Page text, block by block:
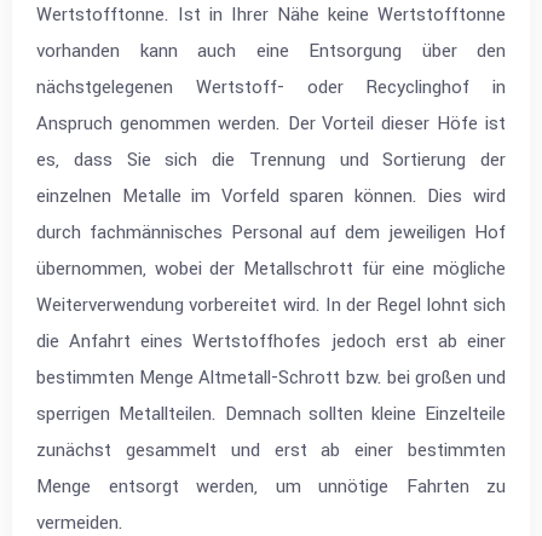
Wertstofftonne. Ist in Ihrer Nähe keine Wertstofftonne
vorhanden kann auch eine Entsorgung über den
nächstgelegenen Wertstoff- oder Recyclinghof in
Anspruch genommen werden. Der Vorteil dieser Höfe ist
es, dass Sie sich die Trennung und Sortierung der
einzelnen Metalle im Vorfeld sparen können. Dies wird
durch fachmännisches Personal auf dem jeweiligen Hof
übernommen, wobei der Metallschrott für eine mögliche
Weiterverwendung vorbereitet wird. In der Regel lohnt sich
die Anfahrt eines Wertstoffhofes jedoch erst ab einer
bestimmten Menge Altmetall-Schrott bzw. bei großen und
sperrigen Metallteilen. Demnach sollten kleine Einzelteile
zunächst gesammelt und erst ab einer bestimmten
Menge entsorgt werden, um unnötige Fahrten zu
vermeiden.